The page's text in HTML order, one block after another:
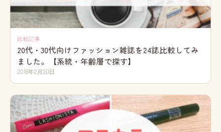
比較記事
20代・30代向けファッション雑誌を24誌比較してみ
ました。【系統・年齢層で探す】
2018年2月20日